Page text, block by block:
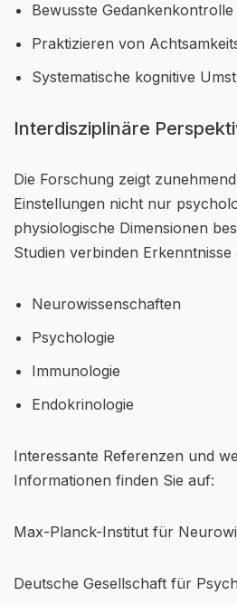
Bewusste Gedankenkontrolle
Praktizieren von
Systematische kognitive
Interdisziplinäre
Die Forschung zeigt
Einstellungen nicht nur
physiologische Dimensionen
Studien verbinden Erkenntnisse
Neurowissenschaften
Psychologie
Immunologie
Endokrinologie
Interessante Referenzen und
Informationen finden Sie auf:
Max-Planck-Institut für
Deutsche Gesellschaft für